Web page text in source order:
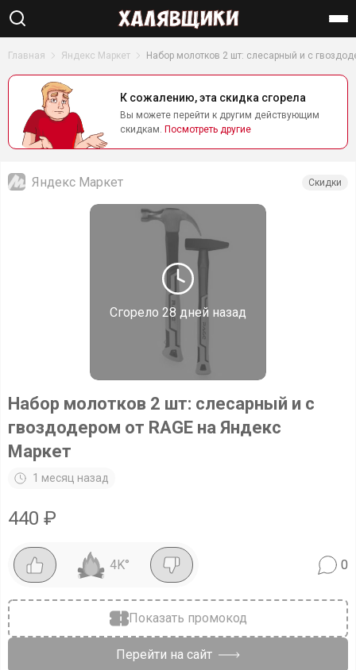
Найти
Главная Яндекс Маркет Набор молотков 2 шт: слесарный и с
К сожалению, эта скидка сгорела
Вы можете перейти к другим действующим
скидкам. Посмотреть другие
Сгорело 28 дней назад
Яндекс Маркет Скидки
Набор молотков 2 шт: слесарный и с
гвоздодером от RAGE на Яндекс
Маркет
1 месяц назад
440 ₽
4K° 0
Показать промокод
Перейти на сайт